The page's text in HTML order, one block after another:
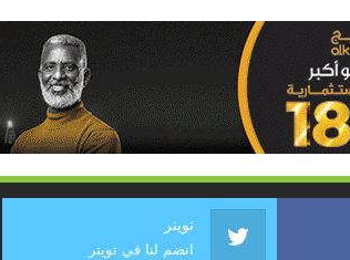
تويتر
انضم لنا في تويتر